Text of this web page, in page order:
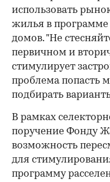
использовать
жилья в программе
домов. "Не
первичном и
стимулирует
проблема попасть
подбирать
В рамках
поручение Фонду
возможность
для
программу